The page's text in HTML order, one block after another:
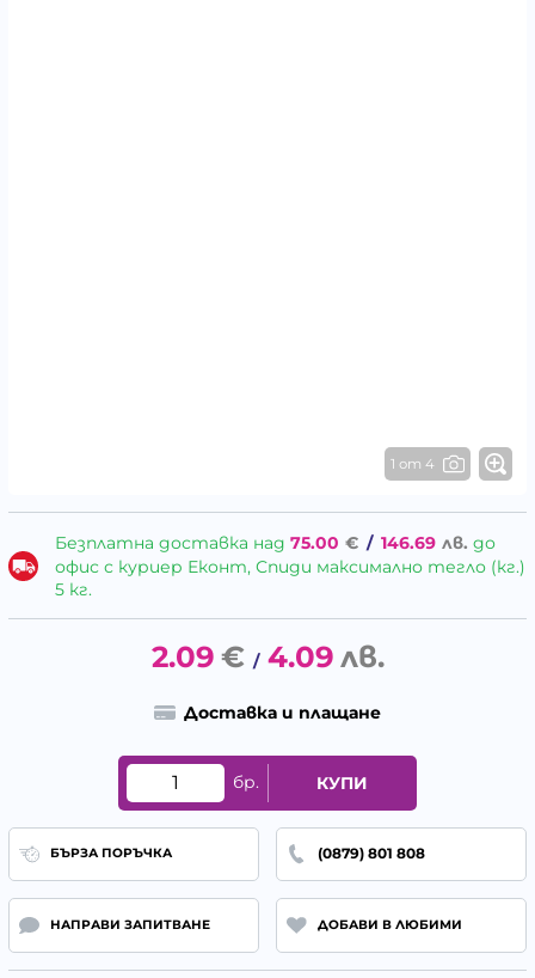
1 от 4
Безплатна доставка над 75.00 € / 146.69 лв. до
офис с куриер Еконт, Спиди максимално тегло (кг.)
5 кг.
2.09 € / 4.09 лв.
Доставка и плащане
бр. КУПИ
БЪРЗА ПОРЪЧКА (0879) 801 808
НАПРАВИ ЗАПИТВАНЕ ДОБАВИ В ЛЮБИМИ